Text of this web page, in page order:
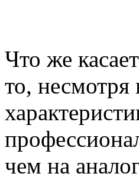
Что же
то, несмотря
чем на